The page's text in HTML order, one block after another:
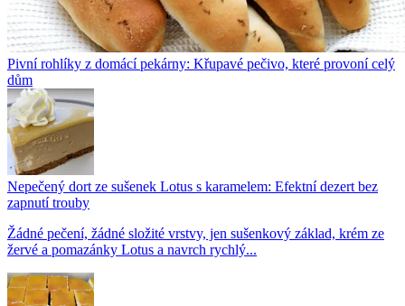
Pivní rohlíky z domácí pekárny: Křupavé pečivo, které provoní celý
dům
Nepečený dort ze sušenek Lotus s karamelem: Efektní dezert bez
zapnutí trouby
Žádné pečení, žádné složité vrstvy, jen sušenkový základ, krém ze
žervé a pomazánky Lotus a navrch rychlý...